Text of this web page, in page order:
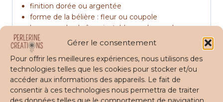
Gérer le consentement
Pour offrir les meilleures expériences, nous utilisons des
technologies telles que les cookies pour stocker et/ou
accéder aux informations des appareils. Le fait de
consentir à ces technologies nous permettra de traiter
finition dorée ou argentée
forme de la bélière : fleur ou coupole
longueur de chaîne ajustable sur demande
La chaîne mesure par défaut environ 1,10 m pour
permettre au bola de reposer délicatement sur le
ventre arrondi.
La finition « coupole » est visible sur tous les
modèles AZURA